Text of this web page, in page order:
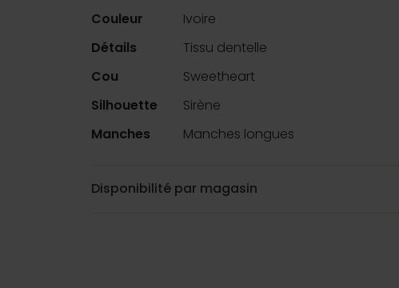
Couleur
Ivoire
Détails
Tissu dentelle
Cou
Sweetheart
Silhouette
Sirène
Manches
Manches longues
Disponibilité par magasin